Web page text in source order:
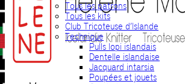
Tous les patrons
Tous les kits
Club Tricoteuse d’Islande
Technique
Pulls lopi islandais
Dentelle islandaise
Jacquard intarsia
Poupées et jouets